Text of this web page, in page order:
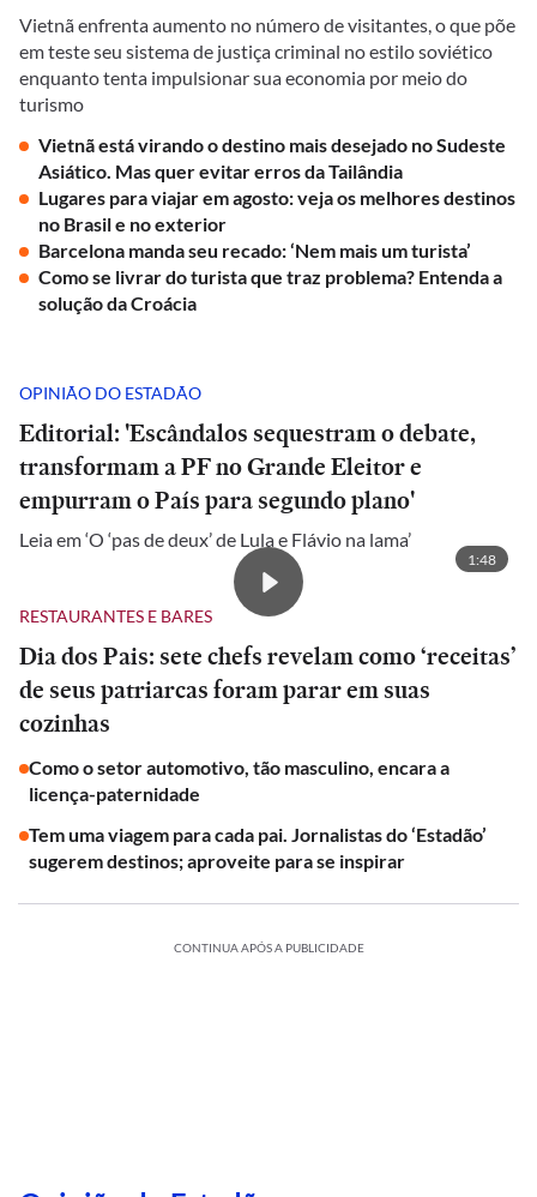
Vietnã enfrenta aumento no número de visitantes, o que põe
em teste seu sistema de justiça criminal no estilo soviético
enquanto tenta impulsionar sua economia por meio do
turismo
Vietnã está virando o destino mais desejado no Sudeste
Asiático. Mas quer evitar erros da Tailândia
Lugares para viajar em agosto: veja os melhores destinos
no Brasil e no exterior
Barcelona manda seu recado: ‘Nem mais um turista’
Como se livrar do turista que traz problema? Entenda a
solução da Croácia
OPINIÃO DO ESTADÃO
Editorial: 'Escândalos sequestram o debate,
transformam a PF no Grande Eleitor e
empurram o País para segundo plano'
Leia em ‘O ‘pas de deux’ de Lula e Flávio na lama’
1:48
RESTAURANTES E BARES
Dia dos Pais: sete chefs revelam como ‘receitas’
de seus patriarcas foram parar em suas
cozinhas
Como o setor automotivo, tão masculino, encara a
licença-paternidade
Tem uma viagem para cada pai. Jornalistas do ‘Estadão’
sugerem destinos; aproveite para se inspirar
CONTINUA APÓS A PUBLICIDADE